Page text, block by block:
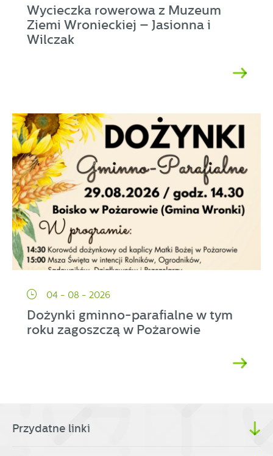
Wycieczka rowerowa z Muzeum
Ziemi Wronieckiej – Jasionna i
Wilczak
04 - 08 - 2026
Dożynki gminno-parafialne w tym
roku zagoszczą w Pożarowie
Przydatne linki